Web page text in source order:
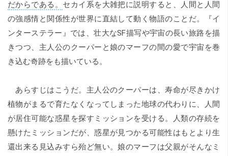
だからである。 セカイ系を大雑把に説明すると、人間と人間
の強感情と関係性が世界に直結して動く物語のことだ。『イ
ンターステラー』では、壮大なSF描写や宇宙の長い旅路を描
きつつ、主人公のクーパーと娘のマーフの間の愛で宇宙を巻
き込む奇跡をも描いている。
あらすじはこうだ。主人公のクーパーは、寿命が尽きかけ
植物がまるで育たなくなってしまった地球の代わりに、人間
が居住可能な惑星を探すミッションを受ける。人類の存続を
懸けたミッションだが、惑星が見つかる可能性はもとより生
還出来る見込みすら殆ど無い。娘のマーフは父親がそんなミ